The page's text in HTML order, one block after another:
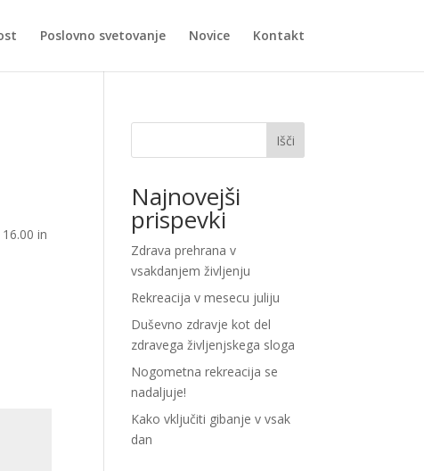
Poslovno svetovanje Novice Kontakt
in
Išči
Najnovejši
prispevki
Zdrava prehrana v
vsakdanjem življenju
Rekreacija v mesecu juliju
Duševno zdravje kot del
zdravega življenjskega sloga
Nogometna rekreacija se
nadaljuje!
Kako vključiti gibanje v vsak
dan